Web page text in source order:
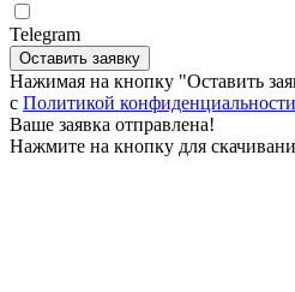
Telegram
Оставить заявку
Нажимая на кнопку "Оставить
c Политикой конфиденциальности
Ваше заявка отправлена!
Нажмите на кнопку для